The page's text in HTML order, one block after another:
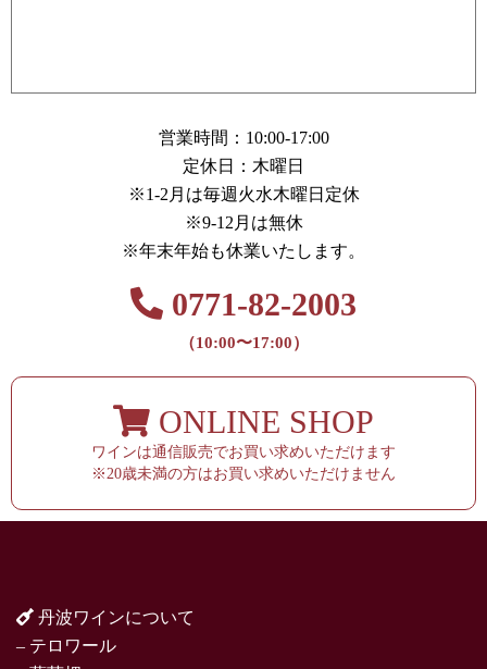
営業時間：10:00-17:00
定休日：木曜日
※1-2月は毎週火水木曜日定休
※9-12月は無休
※年末年始も休業いたします。
0771-82-2003
（10:00〜17:00）
ONLINE SHOP
ワインは通信販売でお買い求めいただけます
※20歳未満の方はお買い求めいただけません
丹波ワインについて
– テロワール